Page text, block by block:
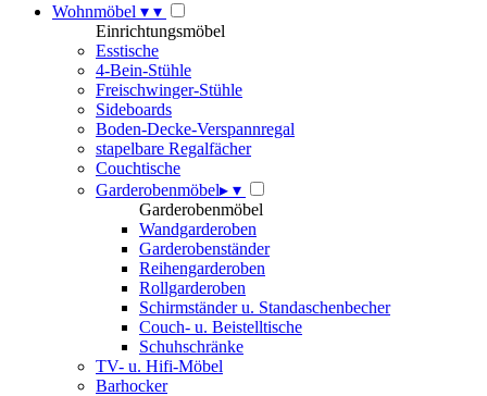
Wohnmöbel ▾ ▾
Einrichtungsmöbel
Esstische
4-Bein-Stühle
Freischwinger-Stühle
Sideboards
Boden-Decke-Verspannregal
stapelbare Regalfächer
Couchtische
Garderobenmöbel▸ ▾
Garderobenmöbel
Wandgarderoben
Garderobenständer
Reihengarderoben
Rollgarderoben
Schirmständer u. Standaschenbecher
Couch- u. Beistelltische
Schuhschränke
TV- u. Hifi-Möbel
Barhocker